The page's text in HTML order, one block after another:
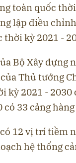
toàn quốc
lập điều
thời kỳ 2021 -
Bộ Xây dựng
Thủ tướng
kỳ 2021 - 2030
có 33 cảng
12 vị trí tiềm
hệ thống